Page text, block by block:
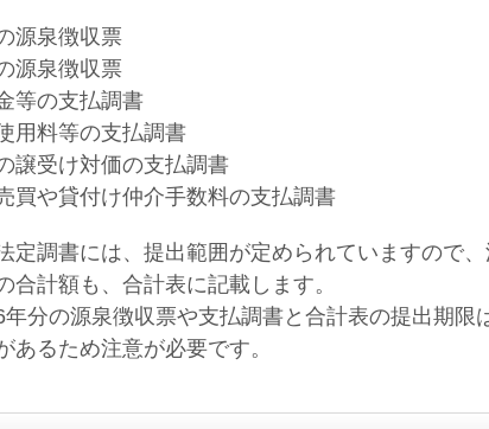
泉徴収票
泉徴収票
の支払調書
料等の支払調書
受け対価の支払調書
や貸付け仲介手数料の支払調書
調書には、提出範囲が定められていますので
合計額も、合計表に記載します。
分の源泉徴収票や支払調書と合計表の提出期限
あるため注意が必要です。